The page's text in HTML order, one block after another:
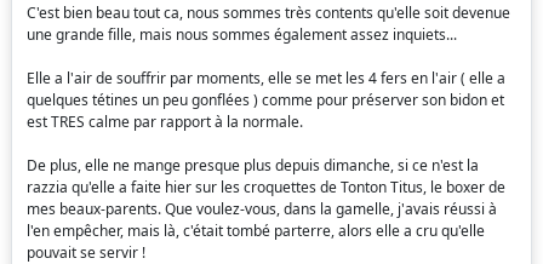
C'est bien beau tout ca, nous sommes très contents qu'elle soit devenue
une grande fille, mais nous sommes également assez inquiets...
Elle a l'air de souffrir par moments, elle se met les 4 fers en l'air ( elle a
quelques tétines un peu gonflées ) comme pour préserver son bidon et
est TRES calme par rapport à la normale.
De plus, elle ne mange presque plus depuis dimanche, si ce n'est la
razzia qu'elle a faite hier sur les croquettes de Tonton Titus, le boxer de
mes beaux-parents. Que voulez-vous, dans la gamelle, j'avais réussi à
l'en empêcher, mais là, c'était tombé parterre, alors elle a cru qu'elle
pouvait se servir !